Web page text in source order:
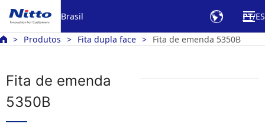
Brasil PT ES
Produtos Fita dupla face Fita de emenda 5350B
Fita de emenda
5350B